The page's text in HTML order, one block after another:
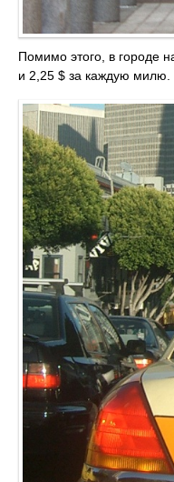
Помимо этого, в городе
и 2,25 $ за каждую милю.